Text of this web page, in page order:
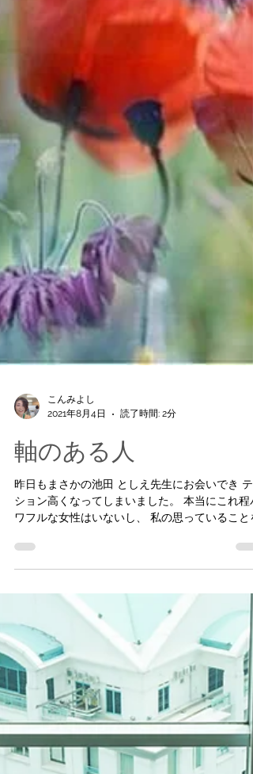
こんみよし
2021年8月4日
読了時間: 2分
軸のある人
ション高くなってしまいました。 本当にこれ程
ワフルな女性はいないし、 私の思っていること
どんどん行動に移している 日本國危ない 日本人
危ない そう叫んでも まるで温泉に入っている状
の人達には 声は届かない...